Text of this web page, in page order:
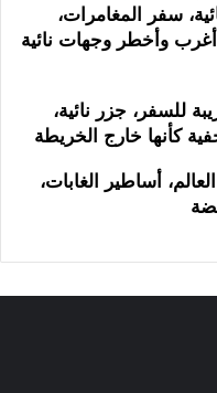
سفر المغامرات،
وأخطر وجهات نائية
للسفر، جزر نائية،
كأنها خارج الخريطة
أساطير الغابات،